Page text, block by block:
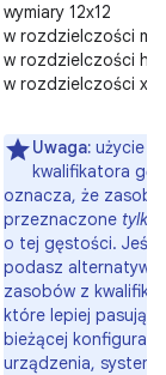
wymiary 12x12
w rozdzielczości
w rozdzielczości
w rozdzielczości
Uwaga: użycie
kwalifikatora
oznacza, że zasoby
przeznaczone tylko
o tej gęstości. Jeśli
podasz
zasobów z
które lepiej pasują
bieżącej konfiguracji
urządzenia, system